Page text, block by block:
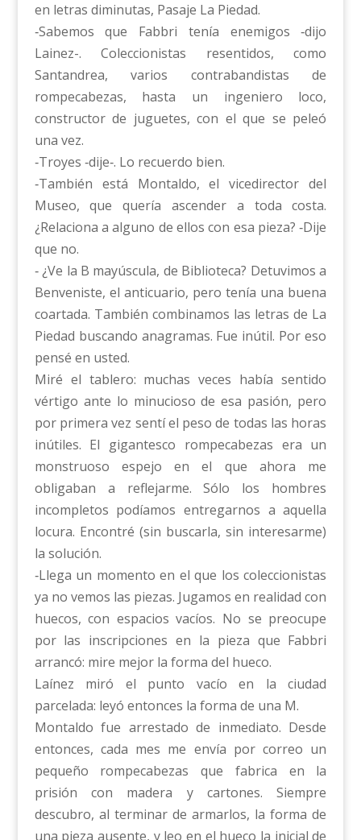
en letras diminutas, Pasaje La Piedad.
‑Sabemos que Fabbri tenía enemigos ‑dijo
Lainez-. Coleccionistas resentidos, como
Santandrea, varios contrabandistas de
rompecabezas, hasta un ingeniero loco,
constructor de juguetes, con el que se peleó
una vez.
‑Troyes ‑dije‑. Lo recuerdo bien.
‑También está Montaldo, el vicedirector del
Museo, que quería ascender a toda costa.
¿Relaciona a alguno de ellos con esa pieza? ‑Dije
que no.
‑ ¿Ve la B mayúscula, de Biblioteca? Detuvimos a
Benveniste, el anticuario, pero tenía una buena
coartada. También combinamos las letras de La
Piedad buscando anagramas. Fue inútil. Por eso
pensé en usted.
Miré el tablero: muchas veces había sentido
vértigo ante lo minucioso de esa pasión, pero
por primera vez sentí el peso de todas las horas
inútiles. El gigantesco rompecabezas era un
monstruoso espejo en el que ahora me
obligaban a reflejarme. Sólo los hombres
incompletos podíamos entregarnos a aquella
locura. Encontré (sin buscarla, sin interesarme)
la solución.
‑Llega un momento en el que los coleccionistas
ya no vemos las piezas. Jugamos en realidad con
huecos, con espacios vacíos. No se preocupe
por las inscripciones en la pieza que Fabbri
arrancó: mire mejor la forma del hueco.
Laínez miró el punto vacío en la ciudad
parcelada: leyó entonces la forma de una M.
Montaldo fue arrestado de inmediato. Desde
entonces, cada mes me envía por correo un
pequeño rompecabezas que fabrica en la
prisión con madera y cartones. Siempre
descubro, al terminar de armarlos, la forma de
una pieza ausente, y leo en el hueco la inicial de